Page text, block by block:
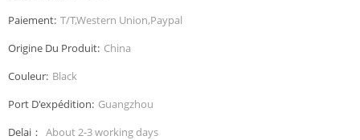
Paiement: T/T,Western Union,Paypal
Origine Du Produit: China
Couleur: Black
Port D'expédition: Guangzhou
Delai： About 2-3 working days